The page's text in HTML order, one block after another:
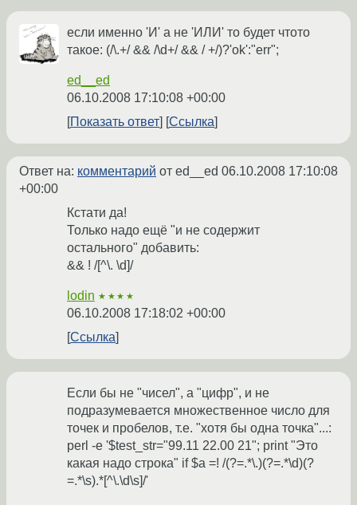
если именно 'И' а не 'ИЛИ' то будет чтото
такое: (/\.+/ && /\d+/ && / +/)?'ok':"err";
ed__ed
06.10.2008 17:10:08 +00:00
Показать ответ
Ссылка
Ответ на: комментарий от ed__ed 06.10.2008 17:10:08
+00:00
Кстати да!
Только надо ещё "и не содержит
остального" добавить:
&& ! /[^\. \d]/
lodin ★★★★
06.10.2008 17:18:02 +00:00
Ссылка
Если бы не "чисел", а "цифр", и не
подразумевается множественное число для
точек и пробелов, т.е. "хотя бы одна точка"...:
perl -e '$test_str="99.11 22.00 21"; print "Это
какая надо строка" if $a =! /(?=.*\.)(?=.*\d)(?
=.*\s).*[^\.\d\s]/'